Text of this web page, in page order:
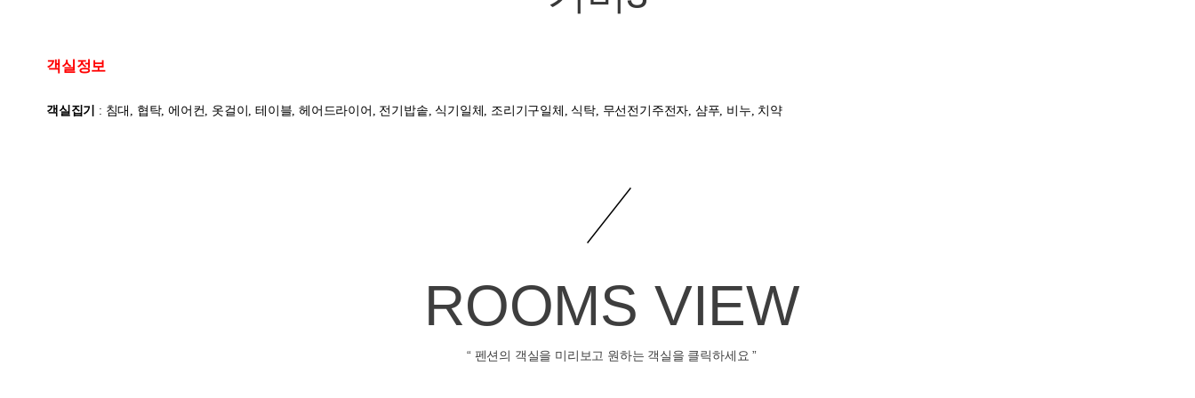
객실정보
객실집기 : 침대, 협탁, 에어컨, 옷걸이, 테이블, 헤어드라이어, 전기밥솥, 식기일체, 조리기구일체, 식탁, 무선전기주전자, 샴푸, 비누, 치약
ROOMS VIEW
“ 펜션의 객실을 미리보고 원하는 객실을 클릭하세요 ”